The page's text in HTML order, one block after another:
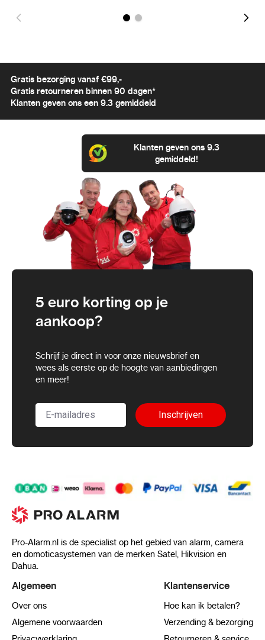
Gratis bezorging vanaf €99,-
Gratis retourneren binnen 90 dagen*
Klanten geven ons een 9.3 gemiddeld
5 euro korting op je
aankoop?
Schrijf je direct in voor onze nieuwsbrief en
wees als eerste op de hoogte van aanbiedingen
en meer!
Inschrijven
Pro-Alarm.nl is de specialist op het gebied van alarm, camera
en domoticasystemen van de merken Satel, Hikvision en
Dahua.
Klanten geven ons 9.3
gemiddeld!
Algemeen
Over ons
Algemene voorwaarden
Klantenservice
Hoe kan ik betalen?
Verzending & bezorging